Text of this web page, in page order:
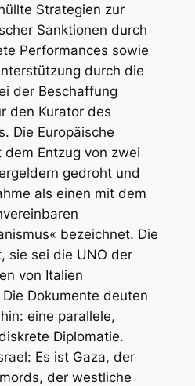
Strategien zur
Sanktionen durch
Performances sowie
durch die
der Beschaffung
den Kurator des
Die Europäische
dem Entzug von zwei
gedroht und
als einen mit dem
bezeichnet. Die
sie sei die UNO der
von Italien
Dokumente deuten
eine parallele,
Diplomatie.
Es ist Gaza, der
der westliche